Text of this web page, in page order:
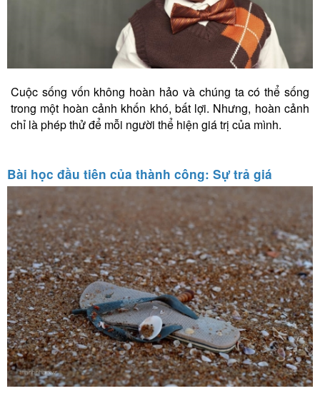
Cuộc sống vốn không hoàn hảo và chúng ta có thể sống
trong một hoàn cảnh khốn khó, bất lợi. Nhưng, hoàn cảnh
chỉ là phép thử để mỗi người thể hiện giá trị của mình.
Bài học đầu tiên của thành công: Sự trả giá